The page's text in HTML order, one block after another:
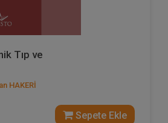
Tıp ve
HAKERİ
Sepete Ekle